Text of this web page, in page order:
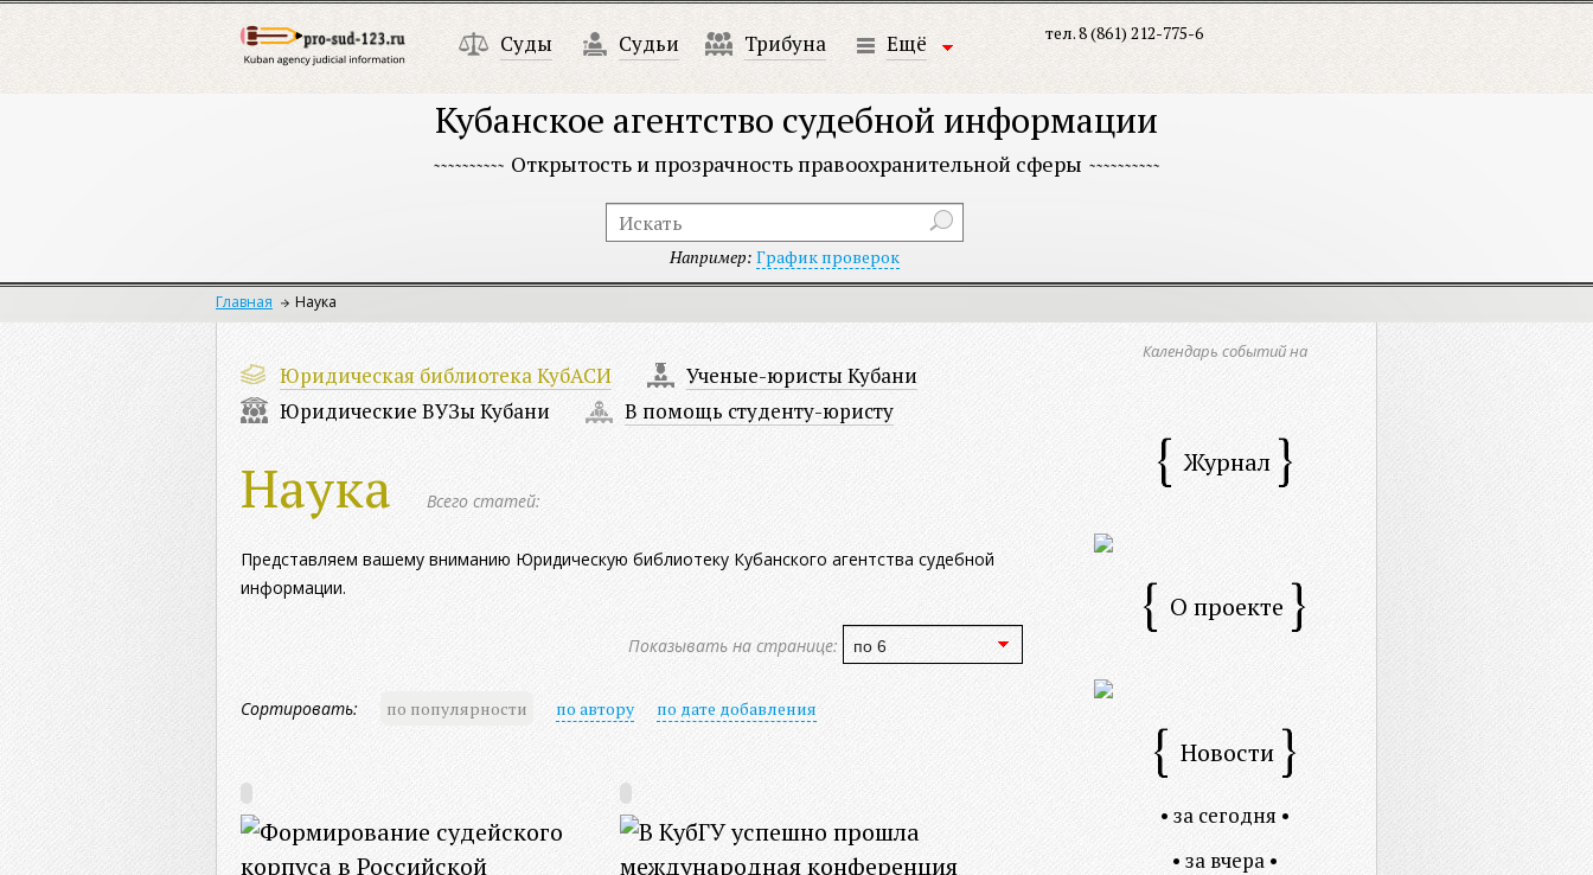
Суды Судьи Трибуна Ещё тел. 8 (861) 212-775-6
Кубанское агентство судебной информации
Открытость и прозрачность правоохранительной сферы
Например: График проверок
Главная Наука
Юридическая библиотека КубАСИ
Ученые-юристы Кубани
Юридические ВУЗы Кубани
В помощь студенту-юристу
Наука Всего статей:
Представляем вашему вниманию Юридическую библиотеку Кубанского агентства судебной
информации.
Показывать на странице:
Сортировать: по популярности по автору по дате добавления
Календарь событий на
Журнал
О проекте
Новости
• за сегодня •
• за вчера •